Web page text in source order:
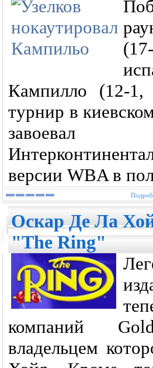
Кампилло (12-1,
турнир в
завоевал
версии WBA в
Оскар Де Ла
"The Ring"
компаний
владельцем